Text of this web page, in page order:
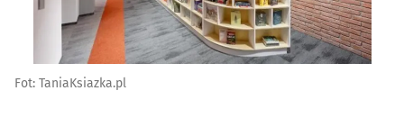
Fot: TaniaKsiazka.pl